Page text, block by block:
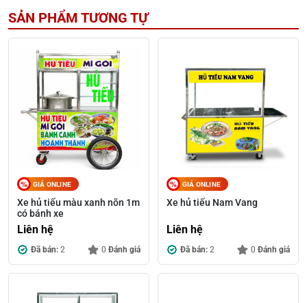
SẢN PHẨM TƯƠNG TỰ
GIÁ ONLINE
Xe hủ tiếu màu xanh nõn 1m
có bánh xe
Liên hệ
Đã bán: 2 0 Đánh giá
GIÁ ONLINE
Xe hủ tiếu Nam Vang
Liên hệ
Đã bán: 2 0 Đánh giá